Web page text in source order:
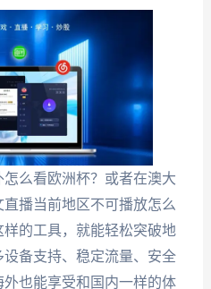
么看欧洲杯？或者在澳大
播当前地区不可播放怎么
样的工具，就能轻松突破地
备支持、稳定流量、安全
也能享受和国内一样的体